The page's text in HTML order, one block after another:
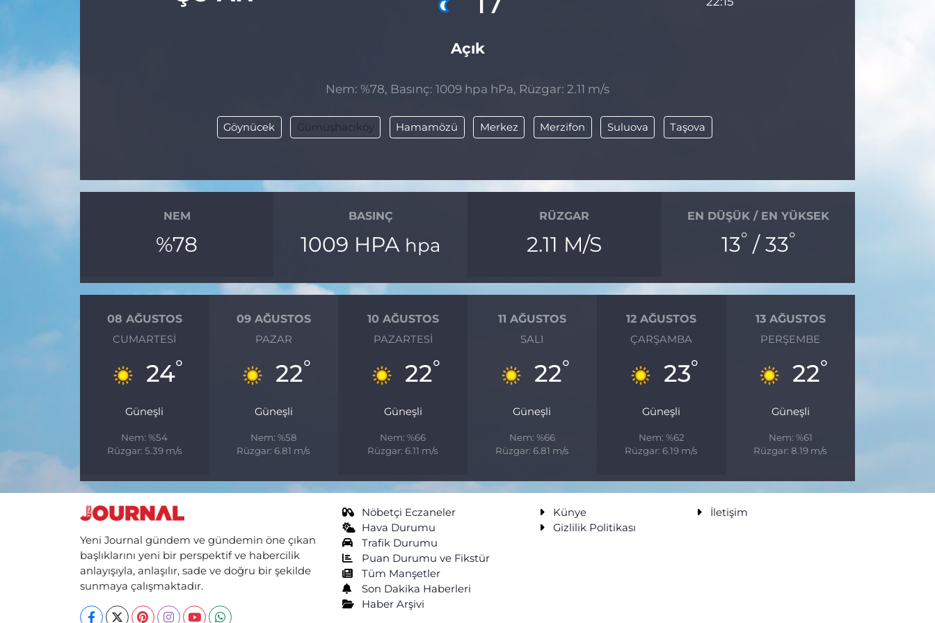
Açık
Nem: %78, Basınç: 1009 hpa hPa, Rüzgar: 2.11 m/s
Göynücek Gümüşhacıköy Hamamözü Merkez Merzifon Suluova Taşova
NEM
%78
BASINÇ
1009 HPA hpa
RÜZGAR
2.11 M/S
EN DÜŞÜK / EN YÜKSEK
13°/ 33°
08 AĞUSTOS
CUMARTESI
24°
Güneşli
Nem: %54
Rüzgar: 5.39 m/s
09 AĞUSTOS
PAZAR
22°
Güneşli
Nem: %58
Rüzgar: 6.81 m/s
10 AĞUSTOS
PAZARTESI
22°
Güneşli
Nem: %66
Rüzgar: 6.11 m/s
11 AĞUSTOS
SALI
22°
Güneşli
Nem: %66
Rüzgar: 6.81 m/s
12 AĞUSTOS
ÇARŞAMBA
23°
Güneşli
Nem: %62
Rüzgar: 6.19 m/s
13 AĞUSTOS
PERŞEMBE
22°
Güneşli
Nem: %61
Rüzgar: 8.19 m/s
Yeni Journal gündem ve gündemin öne çıkan
başlıklarını yeni bir perspektif ve habercilik
anlayışıyla, anlaşılır, sade ve doğru bir şekilde
sunmaya çalışmaktadır.
Nöbetçi Eczaneler
Hava Durumu
Trafik Durumu
Puan Durumu ve Fikstür
Tüm Manşetler
Son Dakika Haberleri
Haber Arşivi
Künye
İletişim
Gizlilik Politikası